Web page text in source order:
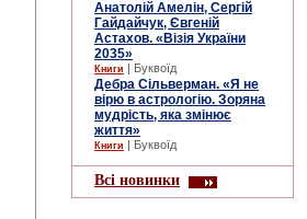
Анатолій Амелін, Сергій
Гайдайчук, Євгеній
Астахов. «Візія України
2035»
Книги | Буквоїд
Дебра Сільверман. «Я не
вірю в астрологію. Зоряна
мудрість, яка змінює
життя»
Книги | Буквоїд
Всі новинки